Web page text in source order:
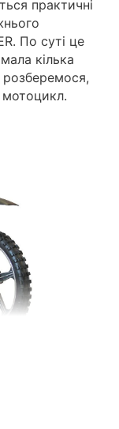
практичні
По суті це
кілька